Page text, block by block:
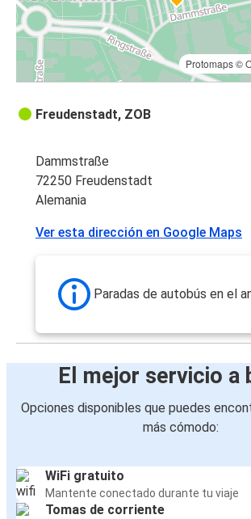
Protomaps©
Freudenstadt, ZOB
Dammstraße
72250 Freudenstadt
Alemania
Ver esta dirección en Google Maps
Paradas de autobús en el
El mejor servicio a
Opciones disponibles que puedes
más cómodo:
WiFi gratuito
Mantente conectado durante tu viaje
Tomas de corriente